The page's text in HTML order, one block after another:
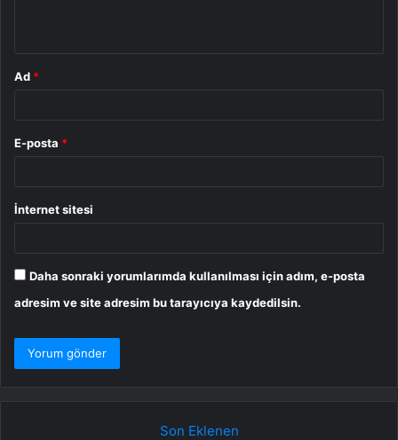
Ad *
E-posta *
İnternet sitesi
Daha sonraki yorumlarımda kullanılması için adım, e-posta
adresim ve site adresim bu tarayıcıya kaydedilsin.
Son Eklenen